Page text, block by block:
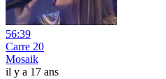
56:39
Carre 20
Mosaik
il y a 17 ans